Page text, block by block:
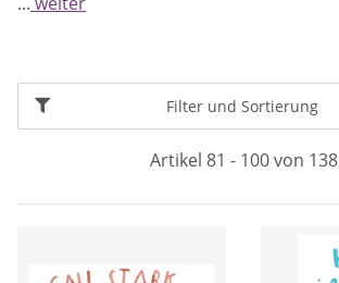
Filter und Sortierung
Artikel 81 - 100 von 138